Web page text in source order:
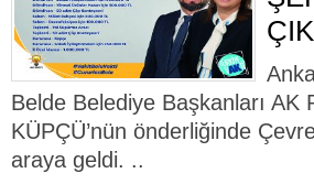
Belde Belediye Başkanları
KÜPÇÜ’nün önderliğinde
araya geldi. ..